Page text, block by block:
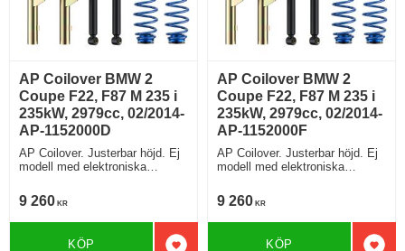
AP Coilover BMW 2
Coupe F22, F87 M 235 i
235kW, 2979cc, 02/2014-
AP-1152000D
AP Coilover. Justerbar höjd. Ej
modell med elektroniska
9 260 KR
KÖP
AP Coilover BMW 2
Coupe F22, F87 M 235 i
235kW, 2979cc, 02/2014-
AP-1152000F
AP Coilover. Justerbar höjd. Ej
modell med elektroniska
9 260 KR
KÖP